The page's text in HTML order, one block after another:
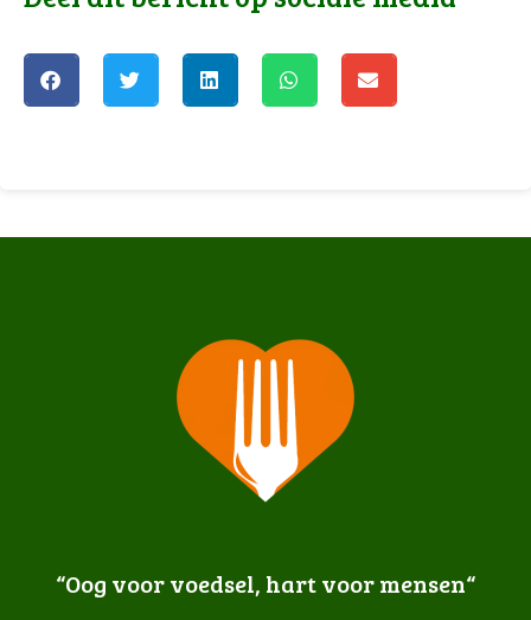
“Oog voor voedsel, hart voor mensen“